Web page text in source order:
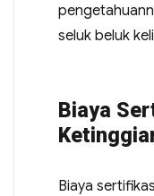
seluk beluk
Biaya
Biaya